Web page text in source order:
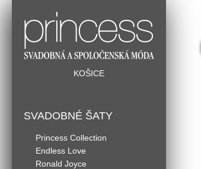
KOŠICE
SVADOBNÉ ŠATY
Princess Collection
Endless Love
Ronald Joyce